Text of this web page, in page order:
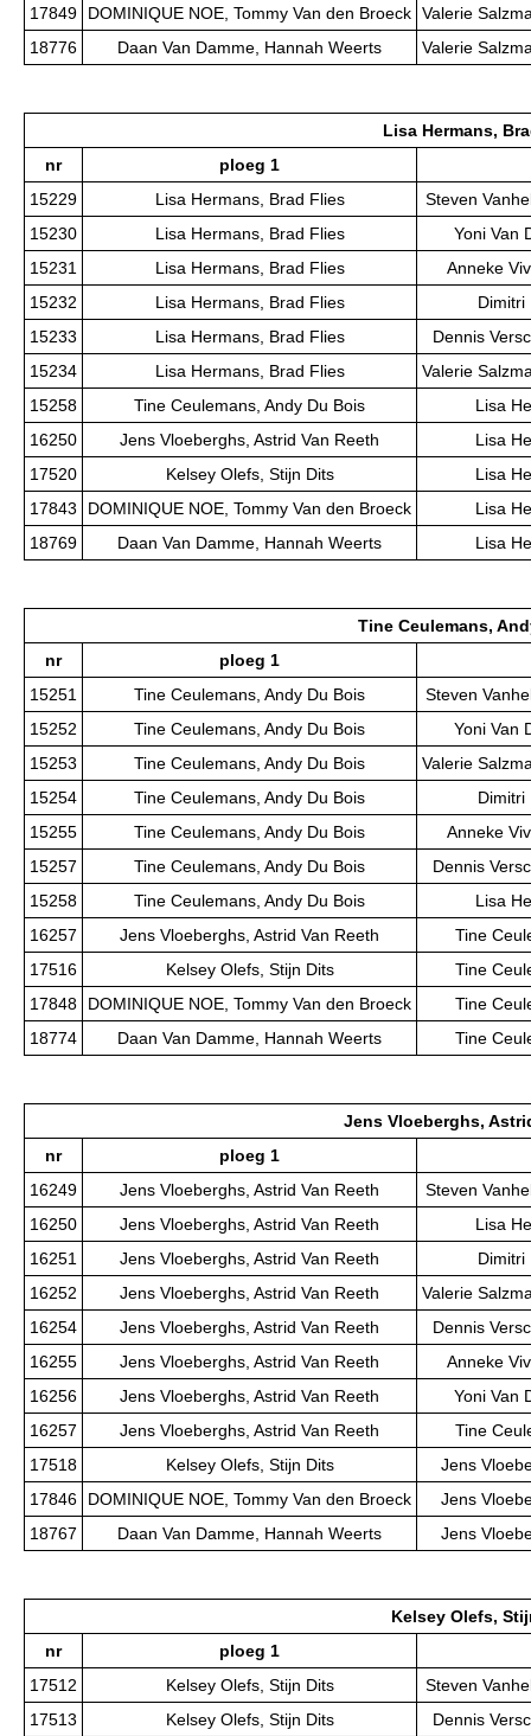
17849 DOMINIQUE NOE, Tommy Van den Broeck Valerie
18776
Daan Van Damme, Hannah Weerts Valerie
Lisa Hermans,
nr
ploeg 1
15229
Lisa Hermans, Brad Flies
Steven
15230
Lisa Hermans, Brad Flies
Yoni Van
15231
Lisa Hermans, Brad Flies
Anneke
15232
Lisa Hermans, Brad Flies
Dimitri
15233
Lisa Hermans, Brad Flies
Dennis
15234
Lisa Hermans, Brad Flies
Valerie
15258
Tine Ceulemans, Andy Du Bois
Lisa
16250
Jens Vloeberghs, Astrid Van Reeth
Lisa
17520
Kelsey Olefs, Stijn Dits
Lisa
17843
DOMINIQUE NOE, Tommy Van den Broeck
Lisa
18769
Daan Van Damme, Hannah Weerts Lisa
Tine Ceulemans,
nr
ploeg 1
15251
Tine Ceulemans, Andy Du Bois
Steven
15252
Tine Ceulemans, Andy Du Bois
Yoni Van
15253
Tine Ceulemans, Andy Du Bois
Valerie
15254
Tine Ceulemans, Andy Du Bois
Dimitri
15255
Tine Ceulemans, Andy Du Bois
Anneke
15257
Tine Ceulemans, Andy Du Bois
Dennis
15258
Tine Ceulemans, Andy Du Bois
Lisa
16257
Jens Vloeberghs, Astrid Van Reeth
Tine
17516
Kelsey Olefs, Stijn Dits
Tine
17848
DOMINIQUE NOE, Tommy Van den Broeck
Tine
18774
Daan Van Damme, Hannah Weerts Tine
Jens Vloeberghs,
nr
ploeg 1
16249
Jens Vloeberghs, Astrid Van Reeth
Steven
16250
Jens Vloeberghs, Astrid Van Reeth
Lisa
16251
Jens Vloeberghs, Astrid Van Reeth
Dimitri
16252
Jens Vloeberghs, Astrid Van Reeth
Valerie
16254
Jens Vloeberghs, Astrid Van Reeth
Dennis
16255
Jens Vloeberghs, Astrid Van Reeth
Anneke
16256
Jens Vloeberghs, Astrid Van Reeth
Yoni Van
16257
Jens Vloeberghs, Astrid Van Reeth
Tine
17518
Kelsey Olefs, Stijn Dits
Jens
17846
DOMINIQUE NOE, Tommy Van den Broeck
Jens
18767
Daan Van Damme, Hannah Weerts Jens
Kelsey Olefs,
nr
ploeg 1
17512
Kelsey Olefs, Stijn Dits
Steven
17513
Kelsey Olefs, Stijn Dits
Dennis